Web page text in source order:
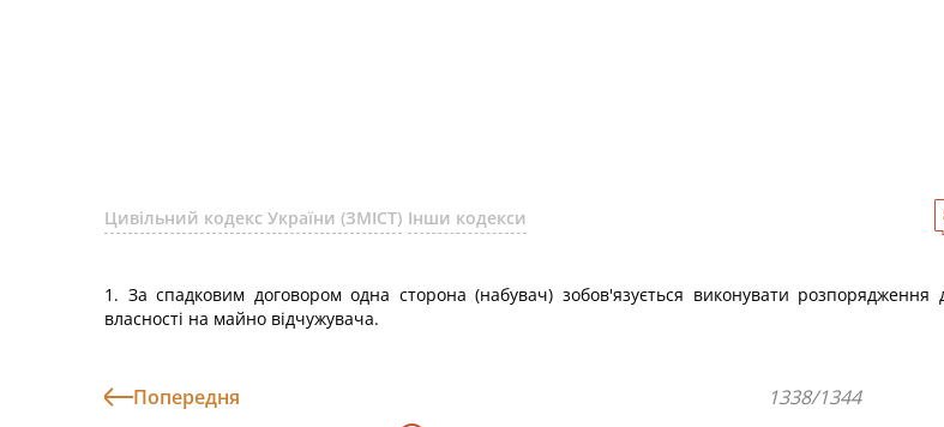
Цивільний кодекс України (ЗМІСТ) Інши кодекси
1. За спадковим договором одна сторона (набувач) зобов'язується виконувати розпорядження
власності на майно відчужувача.
Попередня 1338/1344